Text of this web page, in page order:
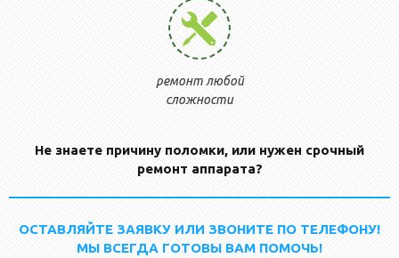
ремонт любой
сложности
Не знаете причину поломки, или нужен срочный
ремонт аппарата?
ОСТАВЛЯЙТЕ ЗАЯВКУ ИЛИ ЗВОНИТЕ ПО ТЕЛЕФОНУ!
МЫ ВСЕГДА ГОТОВЫ ВАМ ПОМОЧЬ!